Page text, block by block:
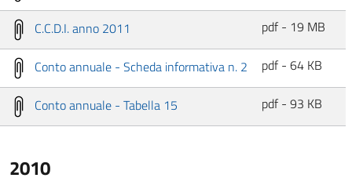
C.C.D.I. anno 2011 pdf - 19 MB
Conto annuale - Scheda informativa n. 2 pdf - 64 KB
Conto annuale - Tabella 15 pdf - 93 KB
2010